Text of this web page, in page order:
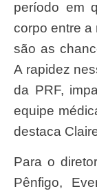
período em
corpo entre a
são as
A rapidez
da PRF,
equipe
destaca
Para o diretor-geral do Hospital Adventista do
Pênfigo,